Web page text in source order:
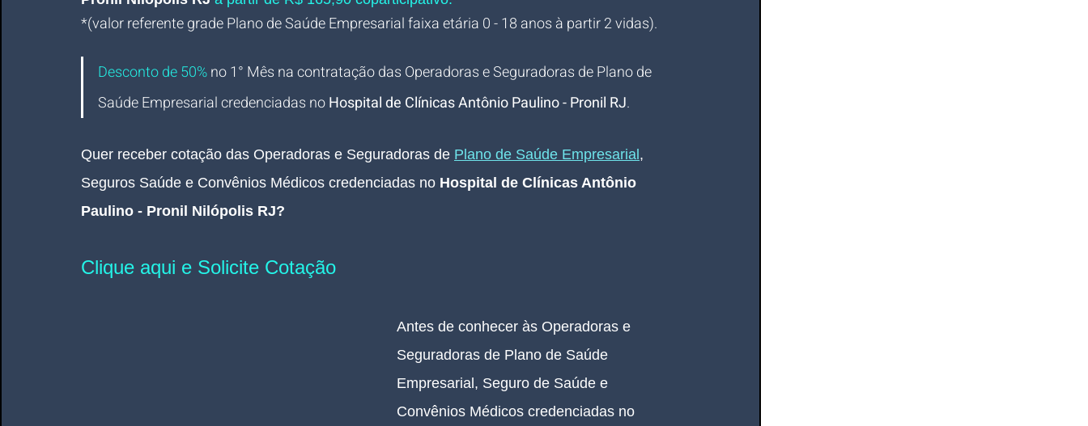
*(valor referente grade Plano de Saúde Empresarial faixa etária 0 - 18 anos à partir 2 vidas).
Desconto de 50%no 1° Mês na contratação das Operadoras e Seguradoras de Plano de
Saúde Empresarial credenciadas no Hospital de Clínicas Antônio Paulino - Pronil RJ.
Quer receber cotação das Operadoras e Seguradoras de Plano de Saúde Empresarial ,
Seguros Saúde e Convênios Médicos credenciadas no Hospital de Clínicas Antônio
Paulino - Pronil Nilópolis RJ?
Clique aqui e Solicite Cotação
Antes de conhecer às Operadoras e
Seguradoras de Plano de Saúde
Empresarial, Seguro de Saúde e
Convênios Médicos credenciadas no